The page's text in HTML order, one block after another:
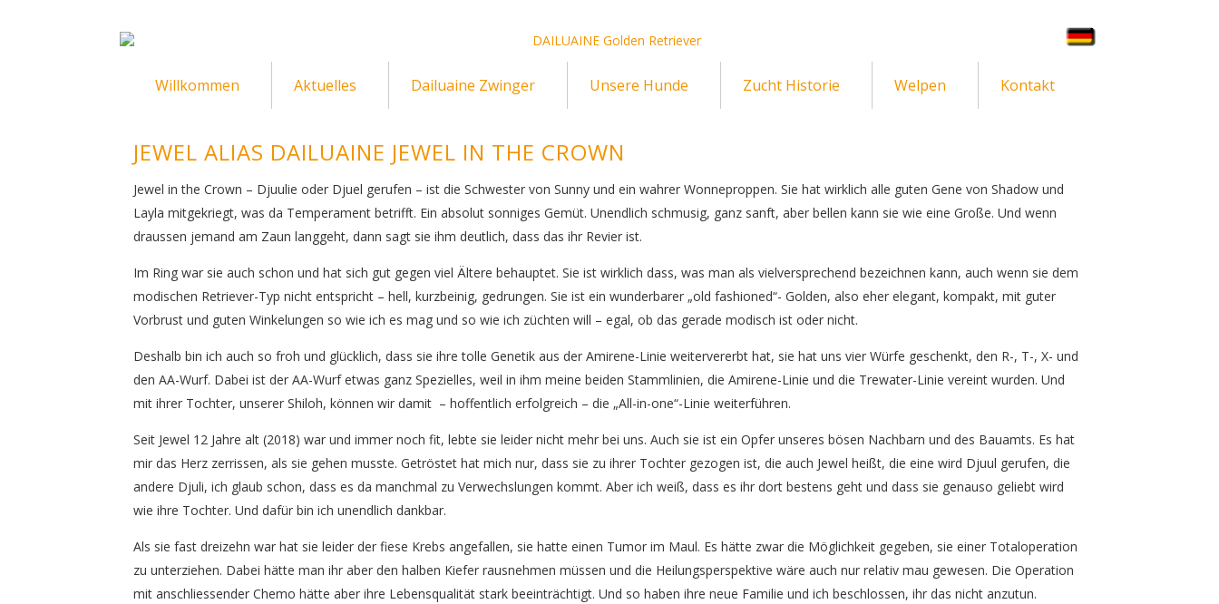
Willkommen Aktuelles Dailuaine Zwinger Unsere Hunde Zucht Historie Welpen Kontakt
JEWEL ALIAS DAILUAINE JEWEL IN THE CROWN
Jewel in the Crown – Djuulie oder Djuel gerufen – ist die Schwester von Sunny und ein wahrer Wonneproppen. Sie hat wirklich alle guten Gene von Shadow und
Layla mitgekriegt, was da Temperament betrifft. Ein absolut sonniges Gemüt. Unendlich schmusig, ganz sanft, aber bellen kann sie wie eine Große. Und wenn
draussen jemand am Zaun langgeht, dann sagt sie ihm deutlich, dass das ihr Revier ist.
Im Ring war sie auch schon und hat sich gut gegen viel Ältere behauptet. Sie ist wirklich dass, was man als vielversprechend bezeichnen kann, auch wenn sie dem
modischen Retriever-Typ nicht entspricht – hell, kurzbeinig, gedrungen. Sie ist ein wunderbarer „old fashioned“- Golden, also eher elegant, kompakt, mit guter
Vorbrust und guten Winkelungen so wie ich es mag und so wie ich züchten will – egal, ob das gerade modisch ist oder nicht.
Deshalb bin ich auch so froh und glücklich, dass sie ihre tolle Genetik aus der Amirene-Linie weitervererbt hat, sie hat uns vier Würfe geschenkt, den R-, T-, X- und
den AA-Wurf. Dabei ist der AA-Wurf etwas ganz Spezielles, weil in ihm meine beiden Stammlinien, die Amirene-Linie und die Trewater-Linie vereint wurden. Und
mit ihrer Tochter, unserer Shiloh, können wir damit – hoffentlich erfolgreich – die „All-in-one“-Linie weiterführen.
Seit Jewel 12 Jahre alt (2018) war und immer noch fit, lebte sie leider nicht mehr bei uns. Auch sie ist ein Opfer unseres bösen Nachbarn und des Bauamts. Es hat
mir das Herz zerrissen, als sie gehen musste. Getröstet hat mich nur, dass sie zu ihrer Tochter gezogen ist, die auch Jewel heißt, die eine wird Djuul gerufen, die
andere Djuli, ich glaub schon, dass es da manchmal zu Verwechslungen kommt. Aber ich weiß, dass es ihr dort bestens geht und dass sie genauso geliebt wird
wie ihre Tochter. Und dafür bin ich unendlich dankbar.
Als sie fast dreizehn war hat sie leider der fiese Krebs angefallen, sie hatte einen Tumor im Maul. Es hätte zwar die Möglichkeit gegeben, sie einer Totaloperation
zu unterziehen. Dabei hätte man ihr aber den halben Kiefer rausnehmen müssen und die Heilungsperspektive wäre auch nur relativ mau gewesen. Die Operation
mit anschliessender Chemo hätte aber ihre Lebensqualität stark beeinträchtigt. Und so haben ihre neue Familie und ich beschlossen, ihr das nicht anzutun.